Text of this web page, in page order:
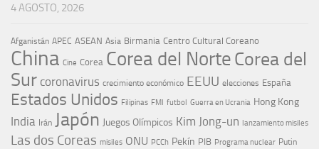
4 AGOSTO, 2026
Afganistán APEC ASEAN Asia Birmania Centro Cultural Coreano
China Cine Corea Corea del NorteCorea del
Sur coronavirus crecimiento económico EEUU elecciones España
Estados Unidos Filipinas FMI futbol Guerra en Ucrania Hong Kong
India Irán Japón Juegos Olímpicos Kim Jong-un lanzamiento misiles
Las dos Coreas misiles ONU PCCh Pekín PIB Programa nuclear Putin